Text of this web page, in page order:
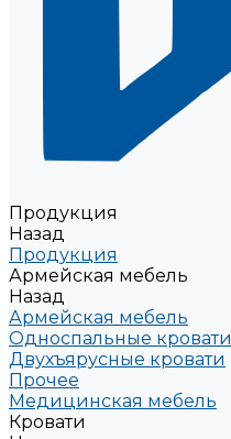
Продукция
Назад
Продукция
Армейская мебель
Назад
Армейская мебель
Односпальные кровати
Двухъярусные кровати
Прочее
Медицинская мебель
Кровати